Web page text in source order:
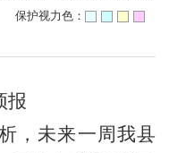
保护视力色：
报
，未来一周我县